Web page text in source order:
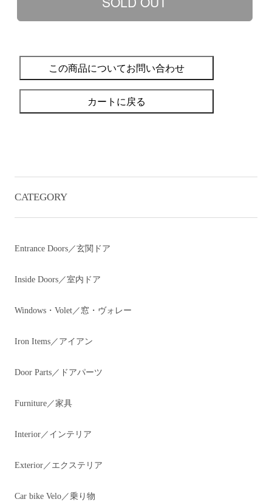
この商品についてお問い合わせ
カートに戻る
CATEGORY
Entrance Doors／玄関ドア
Inside Doors／室内ドア
Windows・Volet／窓・ヴォレー
Iron Items／アイアン
Door Parts／ドアパーツ
Furniture／家具
Interior／インテリア
Exterior／エクステリア
Car bike Velo／乗り物